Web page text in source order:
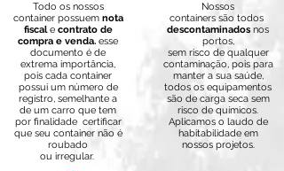
Todo os nossos
container possuem nota
fiscalecontrato de
compra e venda. esse
documento é de
extrema importância,
pois cada container
possui um número de
registro, semelhante a
de um carro que tem
por finalidade certificar
que seu container não é
roubado
ou irregular.
Nossos
containers são todos
descontaminadosnos
portos,
sem risco de qualquer
contaminação, pois para
manter a sua saúde,
todos os equipamentos
são de carga seca sem
risco de químicos.
Aplicamos o laudo de
habitabilidade em
nossos projetos.